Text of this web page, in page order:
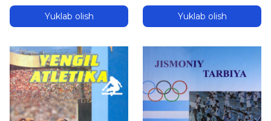
Yuklab olish Yuklab olish